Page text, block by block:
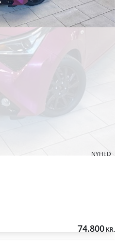
NYHED
74.800 KR.